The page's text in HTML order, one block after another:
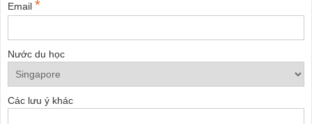
Email *
Nước du học
Các lưu ý khác